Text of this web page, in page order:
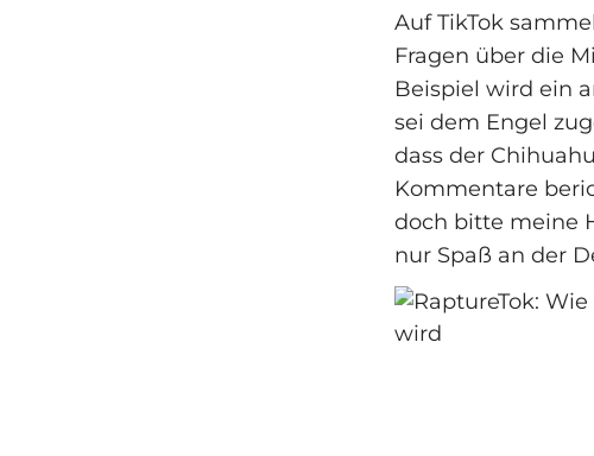
Auf TikTok
Fragen über die
Beispiel wird ein
sei dem Engel
dass der
Kommentare
doch bitte meine
nur Spaß an der